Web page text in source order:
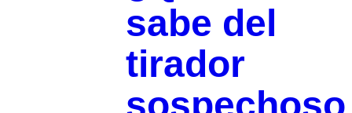
sabe del
tirador